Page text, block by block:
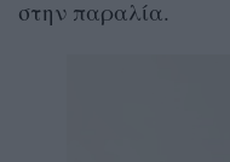
στην παραλία.